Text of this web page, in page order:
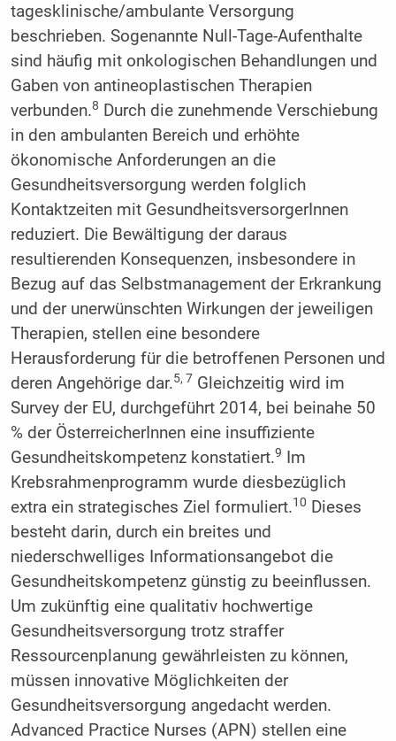
tagesklinische/ambulante Versorgung
beschrieben. Sogenannte Null-Tage-Aufenthalte
sind häufig mit onkologischen Behandlungen und
Gaben von antineoplastischen Therapien
verbunden.8 Durch die zunehmende Verschiebung
in den ambulanten Bereich und erhöhte
ökonomische Anforderungen an die
Gesundheitsversorgung werden folglich
Kontaktzeiten mit GesundheitsversorgerInnen
reduziert. Die Bewältigung der daraus
resultierenden Konsequenzen, insbesondere in
Bezug auf das Selbstmanagement der Erkrankung
und der unerwünschten Wirkungen der jeweiligen
Therapien, stellen eine besondere
Herausforderung für die betroffenen Personen und
deren Angehörige dar.5, 7 Gleichzeitig wird im
Survey der EU, durchgeführt 2014, bei beinahe 50
% der ÖsterreicherInnen eine insuffiziente
Gesundheitskompetenz konstatiert.9 Im
Krebsrahmenprogramm wurde diesbezüglich
extra ein strategisches Ziel formuliert.10 Dieses
besteht darin, durch ein breites und
niederschwelliges Informationsangebot die
Gesundheitskompetenz günstig zu beeinflussen.
Um zukünftig eine qualitativ hochwertige
Gesundheitsversorgung trotz straffer
Ressourcenplanung gewährleisten zu können,
müssen innovative Möglichkeiten der
Gesundheitsversorgung angedacht werden.
Advanced Practice Nurses (APN) stellen eine